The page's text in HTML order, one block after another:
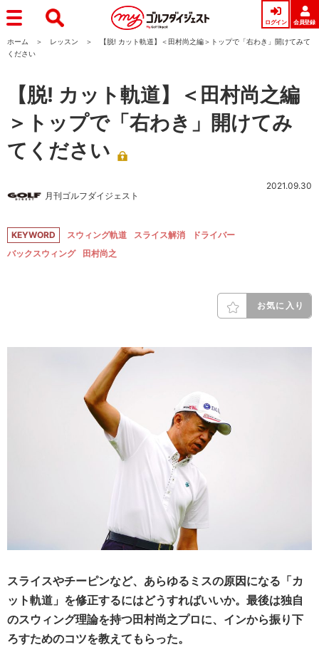
ログイン 会員登録
ホーム レッスン
【脱! カット軌道】＜田村尚之編＞トップで「右わき」開けてみて
ください
【脱! カット軌道】＜田村尚之編
＞トップで「右わき」開けてみ
てください
月刊ゴルフダイジェスト
2021.09.30
KEYWORD スウィング軌道 スライス解消
ドライバー
バックスウィング
田村尚之
お気に入り
スライスやチーピンなど、あらゆるミスの原因になる「カ
ット軌道」を修正するにはどうすればいいか。最後は独自
のスウィング理論を持つ田村尚之プロに、インから振り下
ろすためのコツを教えてもらった。